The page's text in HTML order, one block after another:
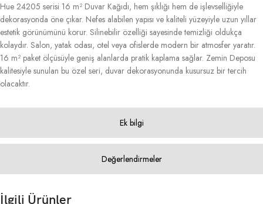
Ek bilgi
Değerlendirmeler
Hue 24205 serisi 16 m² Duvar Kağıdı, hem şıklığı hem de işlevselliğiyle
dekorasyonda öne çıkar. Nefes alabilen yapısı ve kaliteli yüzeyiyle uzun yıllar
estetik görünümünü korur. Silinebilir özelliği sayesinde temizliği oldukça
kolaydır. Salon, yatak odası, otel veya ofislerde modern bir atmosfer yaratır.
16 m² paket ölçüsüyle geniş alanlarda pratik kaplama sağlar. Zemin Deposu
kalitesiyle sunulan bu özel seri, duvar dekorasyonunda kusursuz bir tercih
olacaktır.
İlgili Ürünler